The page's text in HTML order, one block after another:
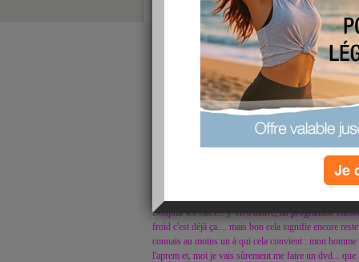
Bonjour les filles... y 'en a marre, au programme
froid c'est déjà ça.... mais bon cela signifie encore
connais au moins un à qui cela convient : mon
l'aprem et, moi je vais sûrement me faire un dvd... que
Je